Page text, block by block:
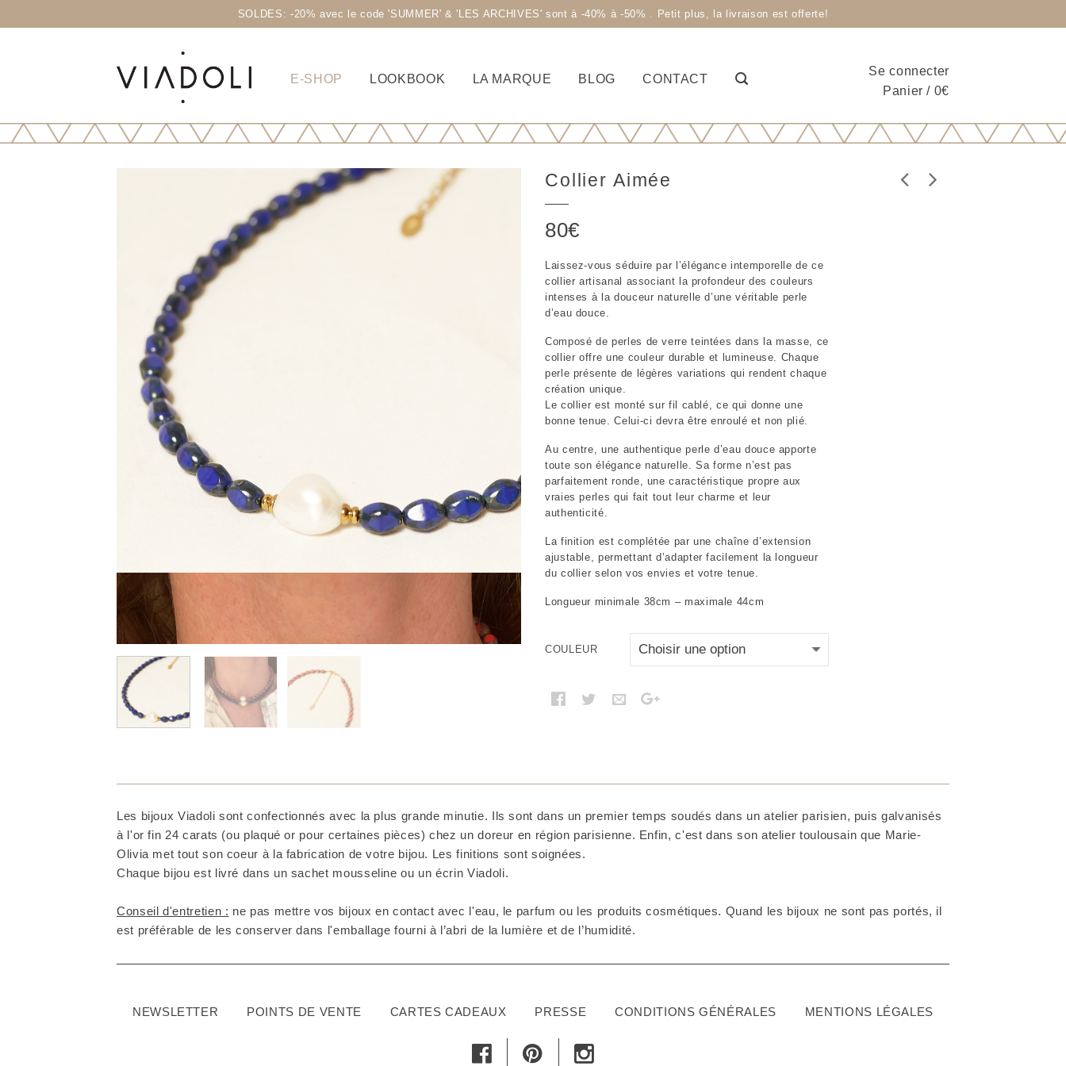
SOLDES: -20% avec le code 'SUMMER' & 'LES ARCHIVES' sont à -40% à -50% . Petit plus, la livraison est offerte!
E-SHOP LOOKBOOK LA MARQUE BLOG CONTACT
Se connecter
Panier / 0€
Collier Aimée
80€
Laissez-vous séduire par l’élégance intemporelle de ce
collier artisanal associant la profondeur des couleurs
intenses à la douceur naturelle d’une véritable perle
d’eau douce.
Composé de perles de verre teintées dans la masse, ce
collier offre une couleur durable et lumineuse. Chaque
perle présente de légères variations qui rendent chaque
création unique.
Le collier est monté sur fil cablé, ce qui donne une
bonne tenue. Celui-ci devra être enroulé et non plié.
Au centre, une authentique perle d’eau douce apporte
toute son élégance naturelle. Sa forme n’est pas
parfaitement ronde, une caractéristique propre aux
vraies perles qui fait tout leur charme et leur
authenticité.
La finition est complétée par une chaîne d’extension
ajustable, permettant d’adapter facilement la longueur
du collier selon vos envies et votre tenue.
Longueur minimale 38cm – maximale 44cm
COULEUR
Les bijoux Viadoli sont confectionnés avec la plus grande minutie. Ils sont dans un premier temps soudés dans un atelier parisien, puis galvanisés
à l'or fin 24 carats (ou plaqué or pour certaines pièces) chez un doreur en région parisienne. Enfin, c'est dans son atelier toulousain que Marie-
Olivia met tout son coeur à la fabrication de votre bijou. Les finitions sont soignées.
Chaque bijou est livré dans un sachet mousseline ou un écrin Viadoli.
Conseil d'entretien : ne pas mettre vos bijoux en contact avec l'eau, le parfum ou les produits cosmétiques. Quand les bijoux ne sont pas portés, il
est préférable de les conserver dans l'emballage fourni à l’abri de la lumière et de l’humidité.
NEWSLETTER POINTS DE VENTE CARTES CADEAUX PRESSE CONDITIONS GÉNÉRALES MENTIONS LÉGALES